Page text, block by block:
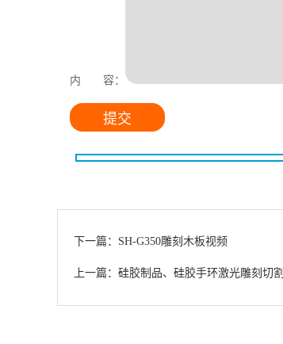
内 容：
下一篇：SH-G350雕刻木板视频
上一篇：硅胶制品、硅胶手环激光雕刻切割